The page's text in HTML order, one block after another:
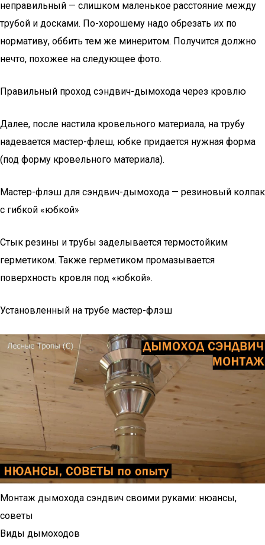
неправильный — слишком маленькое расстояние между
трубой и досками. По-хорошему надо обрезать их по
нормативу, оббить тем же минеритом. Получится должно
нечто, похожее на следующее фото.
Правильный проход сэндвич-дымохода через кровлю
Далее, после настила кровельного материала, на трубу
надевается мастер-флеш, юбке придается нужная форма
(под форму кровельного материала).
Мастер-флэш для сэндвич-дымохода — резиновый колпак
с гибкой «юбкой»
Стык резины и трубы заделывается термостойким
герметиком. Также герметиком промазывается
поверхность кровля под «юбкой».
Установленный на трубе мастер-флэш
Монтаж дымохода сэндвич своими руками: нюансы,
советы
Виды дымоходов